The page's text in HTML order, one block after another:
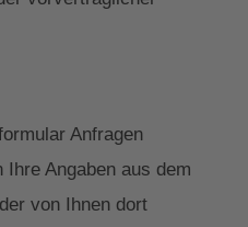
Anfragen
Angaben aus dem
von Ihnen dort